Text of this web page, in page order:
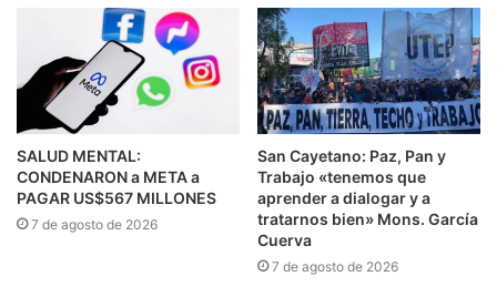
SALUD MENTAL:
CONDENARON a META a
PAGAR US$567 MILLONES
7 de agosto de 2026
San Cayetano: Paz, Pan y
Trabajo «tenemos que
aprender a dialogar y a
tratarnos bien» Mons. García
Cuerva
7 de agosto de 2026